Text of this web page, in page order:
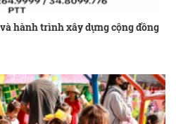
hành trình xây dựng cộng đồng